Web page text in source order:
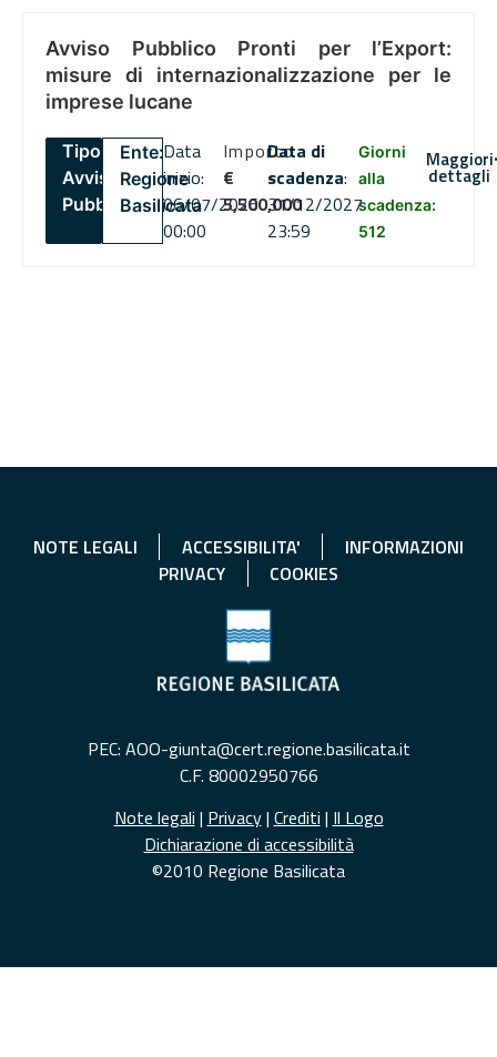
Avviso Pubblico Pronti per l’Export:
misure di internazionalizzazione per le
imprese lucane
Tipo:
Avviso
Pubblico
Ente:
Regione
Basilicata
Data
inizio:
06/07/2026
00:00
Importo
€
5,500,000
Data di
scadenza:
31/12/2027
23:59
Giorni
alla
scadenza:
512
Maggiori
dettagli
NOTE LEGALI ACCESSIBILITA'
INFORMAZIONI
PRIVACY
COOKIES
PEC: AOO-giunta@cert.regione.basilicata.it
C.F. 80002950766
Note legali | Privacy| Crediti | Il Logo
Dichiarazione di accessibilità
©2010 Regione Basilicata